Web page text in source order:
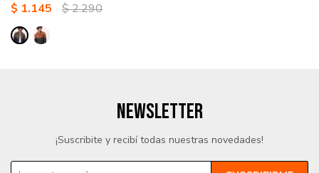
$ 1.145 $2.290
NEWSLETTER
¡Suscribite y recibí todas nuestras novedades!